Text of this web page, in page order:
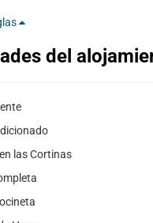
del
las Cortinas